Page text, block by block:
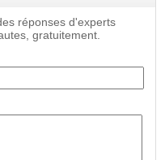
réponses d'experts
gratuitement.